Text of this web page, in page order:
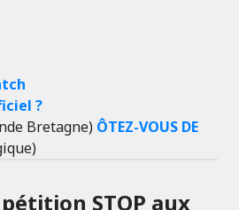
?
Bretagne) ÔTEZ-VOUS DE
STOP aux